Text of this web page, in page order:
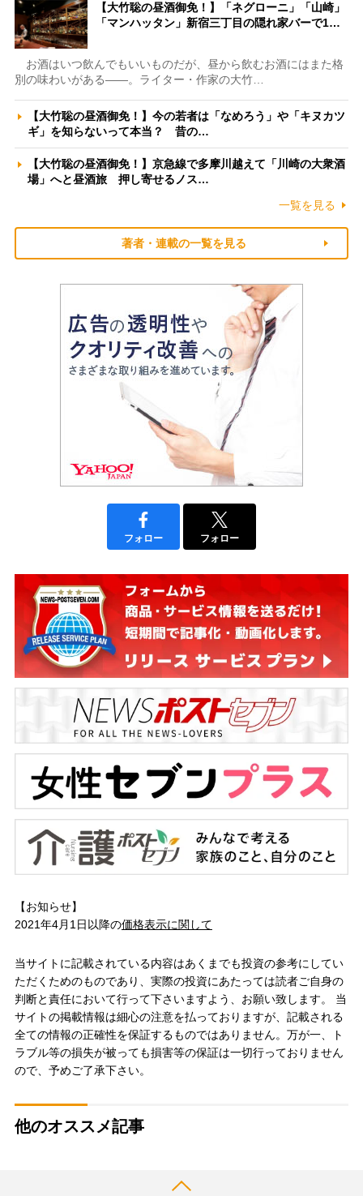
【大竹聡の昼酒御免！】「ネグローニ」「山崎」
「マンハッタン」新宿三丁目の隠れ家バーで1…
お酒はいつ飲んでもいいものだが、昼から飲むお酒にはまた格
別の味わいがある――。ライター・作家の大竹…
【大竹聡の昼酒御免！】今の若者は「なめろう」や「キヌカツ
ギ」を知らないって本当？ 昔の…
【大竹聡の昼酒御免！】京急線で多摩川越えて「川崎の大衆酒
場」へと昼酒旅 押し寄せるノス…
一覧を見る
著者・連載の一覧を見る
フォロー フォロー
【お知らせ】
2021年4月1日以降の価格表示に関して
当サイトに記載されている内容はあくまでも投資の参考にしてい
ただくためのものであり、実際の投資にあたっては読者ご自身の
判断と責任において行って下さいますよう、お願い致します。 当
サイトの掲載情報は細心の注意を払っておりますが、記載される
全ての情報の正確性を保証するものではありません。万が一、ト
ラブル等の損失が被っても損害等の保証は一切行っておりません
ので、予めご了承下さい。
他のオススメ記事